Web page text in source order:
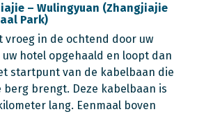
– Wulingyuan (Zhangjiajie
Park)
vroeg in de ochtend door uw
uw hotel opgehaald en loopt dan
startpunt van de kabelbaan die
berg brengt. Deze kabelbaan is
lang. Eenmaal boven